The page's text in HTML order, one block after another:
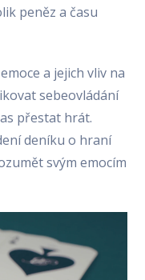
peněz a času
a jejich vliv na
sebeovládání
přestat hrát.
deníku o hraní
svým emocím